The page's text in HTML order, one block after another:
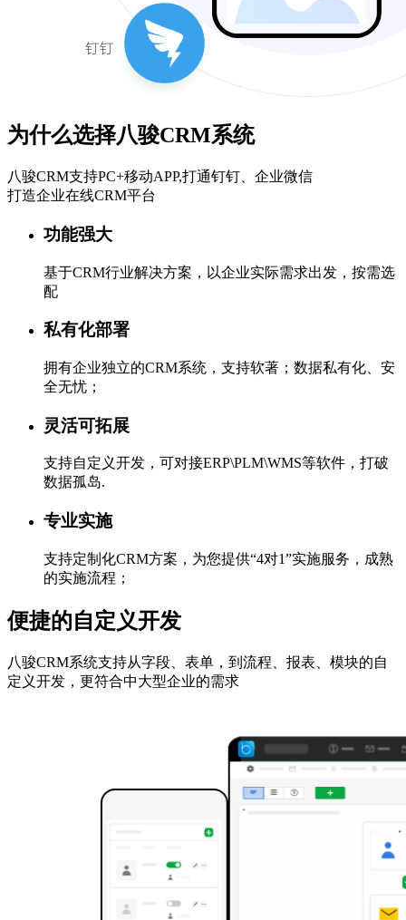
为什么选择八骏CRM系统
八骏CRM支持PC+移动APP,打通钉钉、企业微信
打造企业在线CRM平台
功能强大
基于CRM行业解决方案，以企业实际需求出发，按需选
配
私有化部署
拥有企业独立的CRM系统，支持软著；数据私有化、安
全无忧；
灵活可拓展
支持自定义开发，可对接ERP\PLM\WMS等软件，打破
数据孤岛.
专业实施
支持定制化CRM方案，为您提供“4对1”实施服务，成熟
的实施流程；
便捷的自定义开发
八骏CRM系统支持从字段、表单，到流程、报表、模块的自
定义开发，更符合中大型企业的需求